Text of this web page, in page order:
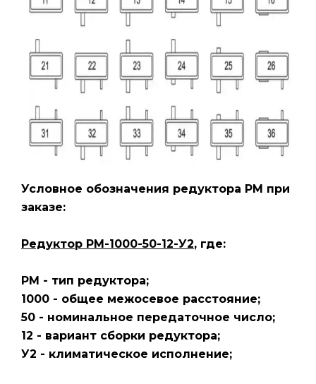
Условное обозначения редуктора РМ при
заказе:
Редуктор РМ-1000-50-12-У2, где:
РМ - тип редуктора;
1000 - общее межосевое расстояние;
50 - номинальное передаточное число;
12 - вариант сборки редуктора;
У2 - климатическое исполнение;